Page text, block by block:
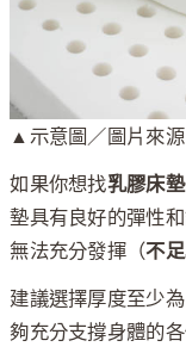
▲示意圖／圖片來
如果你想找乳膠床墊
墊具有良好的彈性
無法充分發揮（不
建議選擇厚度至少為
夠充分支撐身體的